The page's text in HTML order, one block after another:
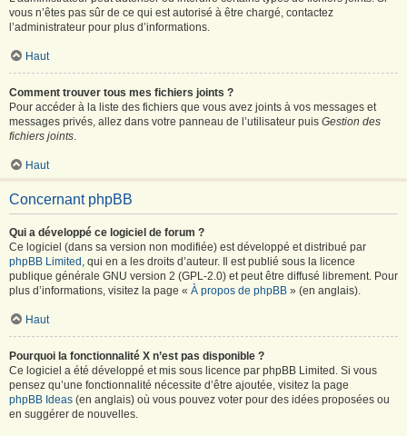
vous n’êtes pas sûr de ce qui est autorisé à être chargé, contactez
l’administrateur pour plus d’informations.
Haut
Comment trouver tous mes fichiers joints ?
Pour accéder à la liste des fichiers que vous avez joints à vos messages et
messages privés, allez dans votre panneau de l’utilisateur puis Gestion des
fichiers joints.
Haut
Concernant phpBB
Qui a développé ce logiciel de forum ?
Ce logiciel (dans sa version non modifiée) est développé et distribué par
phpBB Limited , qui en a les droits d’auteur. Il est publié sous la licence
publique générale GNU version 2 (GPL-2.0) et peut être diffusé librement. Pour
plus d’informations, visitez la page « À propos de phpBB » (en anglais).
Haut
Pourquoi la fonctionnalité X n’est pas disponible ?
Ce logiciel a été développé et mis sous licence par phpBB Limited. Si vous
pensez qu’une fonctionnalité nécessite d’être ajoutée, visitez la page
phpBB Ideas (en anglais) où vous pouvez voter pour des idées proposées ou
en suggérer de nouvelles.